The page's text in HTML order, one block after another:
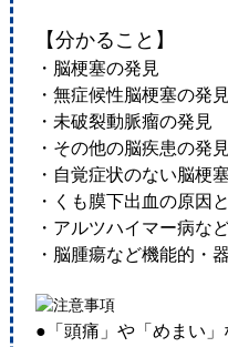
【分かること】
・脳梗塞の発見
・無症候性脳梗塞の発見
・未破裂動脈瘤の発見
・その他の脳疾患の発見
・自覚症状のない脳梗
・くも膜下出血の原因
・アルツハイマー病な
・脳腫瘍など機能的・
●「頭痛」や「めまい